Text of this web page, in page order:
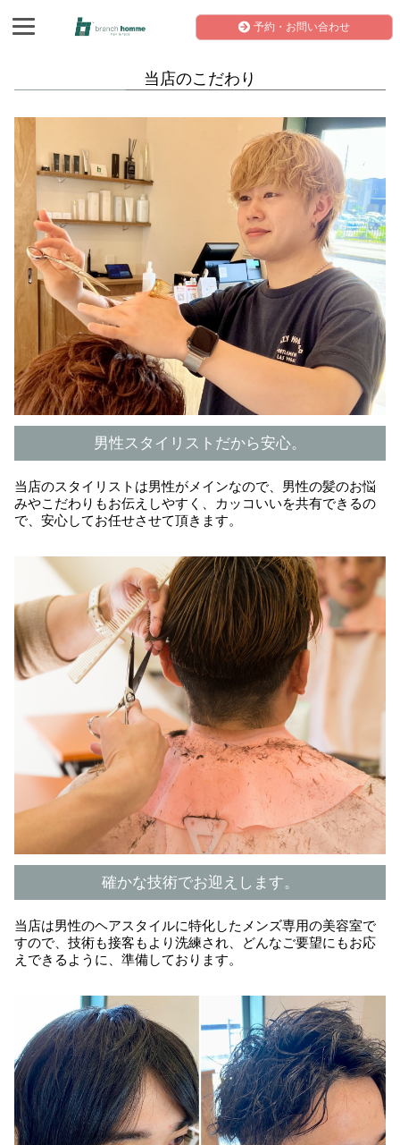
予約・お問い合わせ
当店のこだわり
男性スタイリストだから安心。
当店のスタイリストは男性がメインなので、男性の髪のお悩
みやこだわりもお伝えしやすく、カッコいいを共有できるの
で、安心してお任せさせて頂きます。
確かな技術でお迎えします。
当店は男性のヘアスタイルに特化したメンズ専用の美容室で
すので、技術も接客もより洗練され、どんなご要望にもお応
えできるように、準備しております。